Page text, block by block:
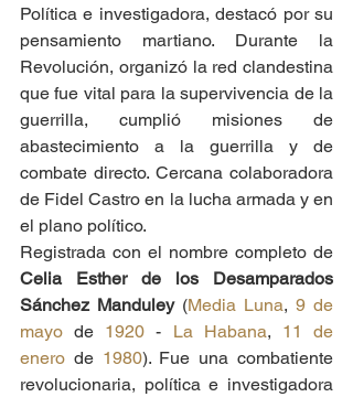
Política e investigadora, destacó por su
pensamiento martiano. Durante la
Revolución, organizó la red clandestina
que fue vital para la supervivencia de la
guerrilla, cumplió misiones de
abastecimiento a la guerrilla y de
combate directo. Cercana colaboradora
de Fidel Castro en la lucha armada y en
el plano político.
Celia Esther de los Desamparados
Sánchez Manduley (Media Luna, 9 de
mayo de 1920 - La Habana, 11 de
enero de 1980). Fue una combatiente
revolucionaria, política e investigadora